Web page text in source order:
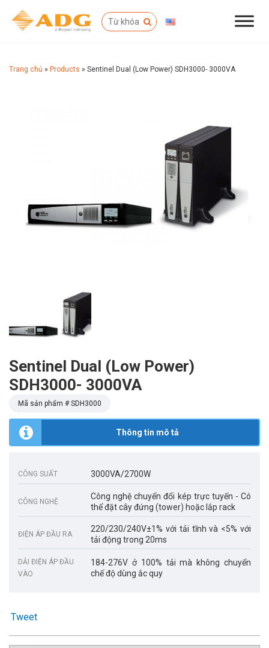
Trang chủ » Products » Sentinel Dual (Low Power) SDH3000- 3000VA
Sentinel Dual (Low Power)
SDH3000- 3000VA
Mã sản phẩm #SDH3000
Thông tin mô tả
CÔNG SUẤT 3000VA/2700W
CÔNG NGHỆ
Công nghệ chuyển đổi kép trực tuyến - Có
thể đặt cây đứng (tower) hoặc lắp rack
ĐIỆN ÁP ĐẦU RA
220/230/240V±1% với tải tĩnh và <5% với
tải động trong 20ms
DẢI ĐIỆN ÁP ĐẦU
VÀO
184-276V ở 100% tải mà không chuyển
chế độ dùng ắc quy
Tweet